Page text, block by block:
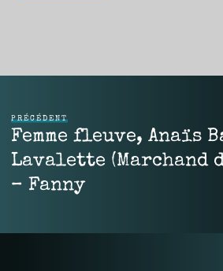
PRÉCÉDENT
Femme fleuve, Anaïs
Lavalette (Marchand
– Fanny